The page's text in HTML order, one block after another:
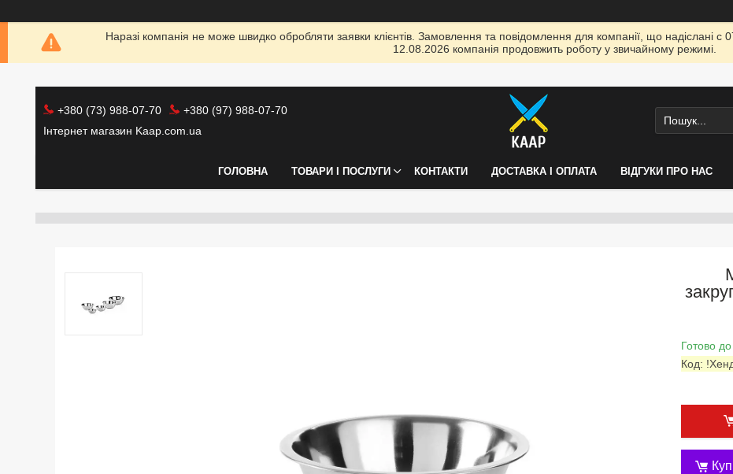
Наразі компанія не може швидко обробляти заявки клієнтів. Замовлення та повідомлення для компанії, що надіслані с
12.08.2026 компанія продовжить роботу у звичайному режимі.
+380 (73) 988-07-70
+380 (97) 988-07-70
Інтернет магазин Kaap.com.ua
ГОЛОВНА ТОВАРИ І ПОСЛУГИ КОНТАКТИ ДОСТАВКА І ОПЛАТА ВІДГУКИ ПРО НАС
Готово до
Код: